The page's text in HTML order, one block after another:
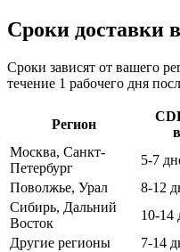
Сроки доставки
Сроки зависят от вашего
течение 1 рабочего дня
Регион
Москва, Санкт-
Петербург
5-7
Поволжье, Урал
8-12
Сибирь, Дальний
Восток
10-14
Другие регионы
7-14